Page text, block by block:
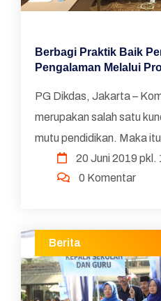
Berbagi Praktik Baik
Pengalaman Melalui
PG Dikdas, Jakarta –
merupakan salah satu
mutu pendidikan. Maka
keras secara bersama
kompetensi sebagaimana
20 Juni 2019 pkl.
0 Komentar
Berita